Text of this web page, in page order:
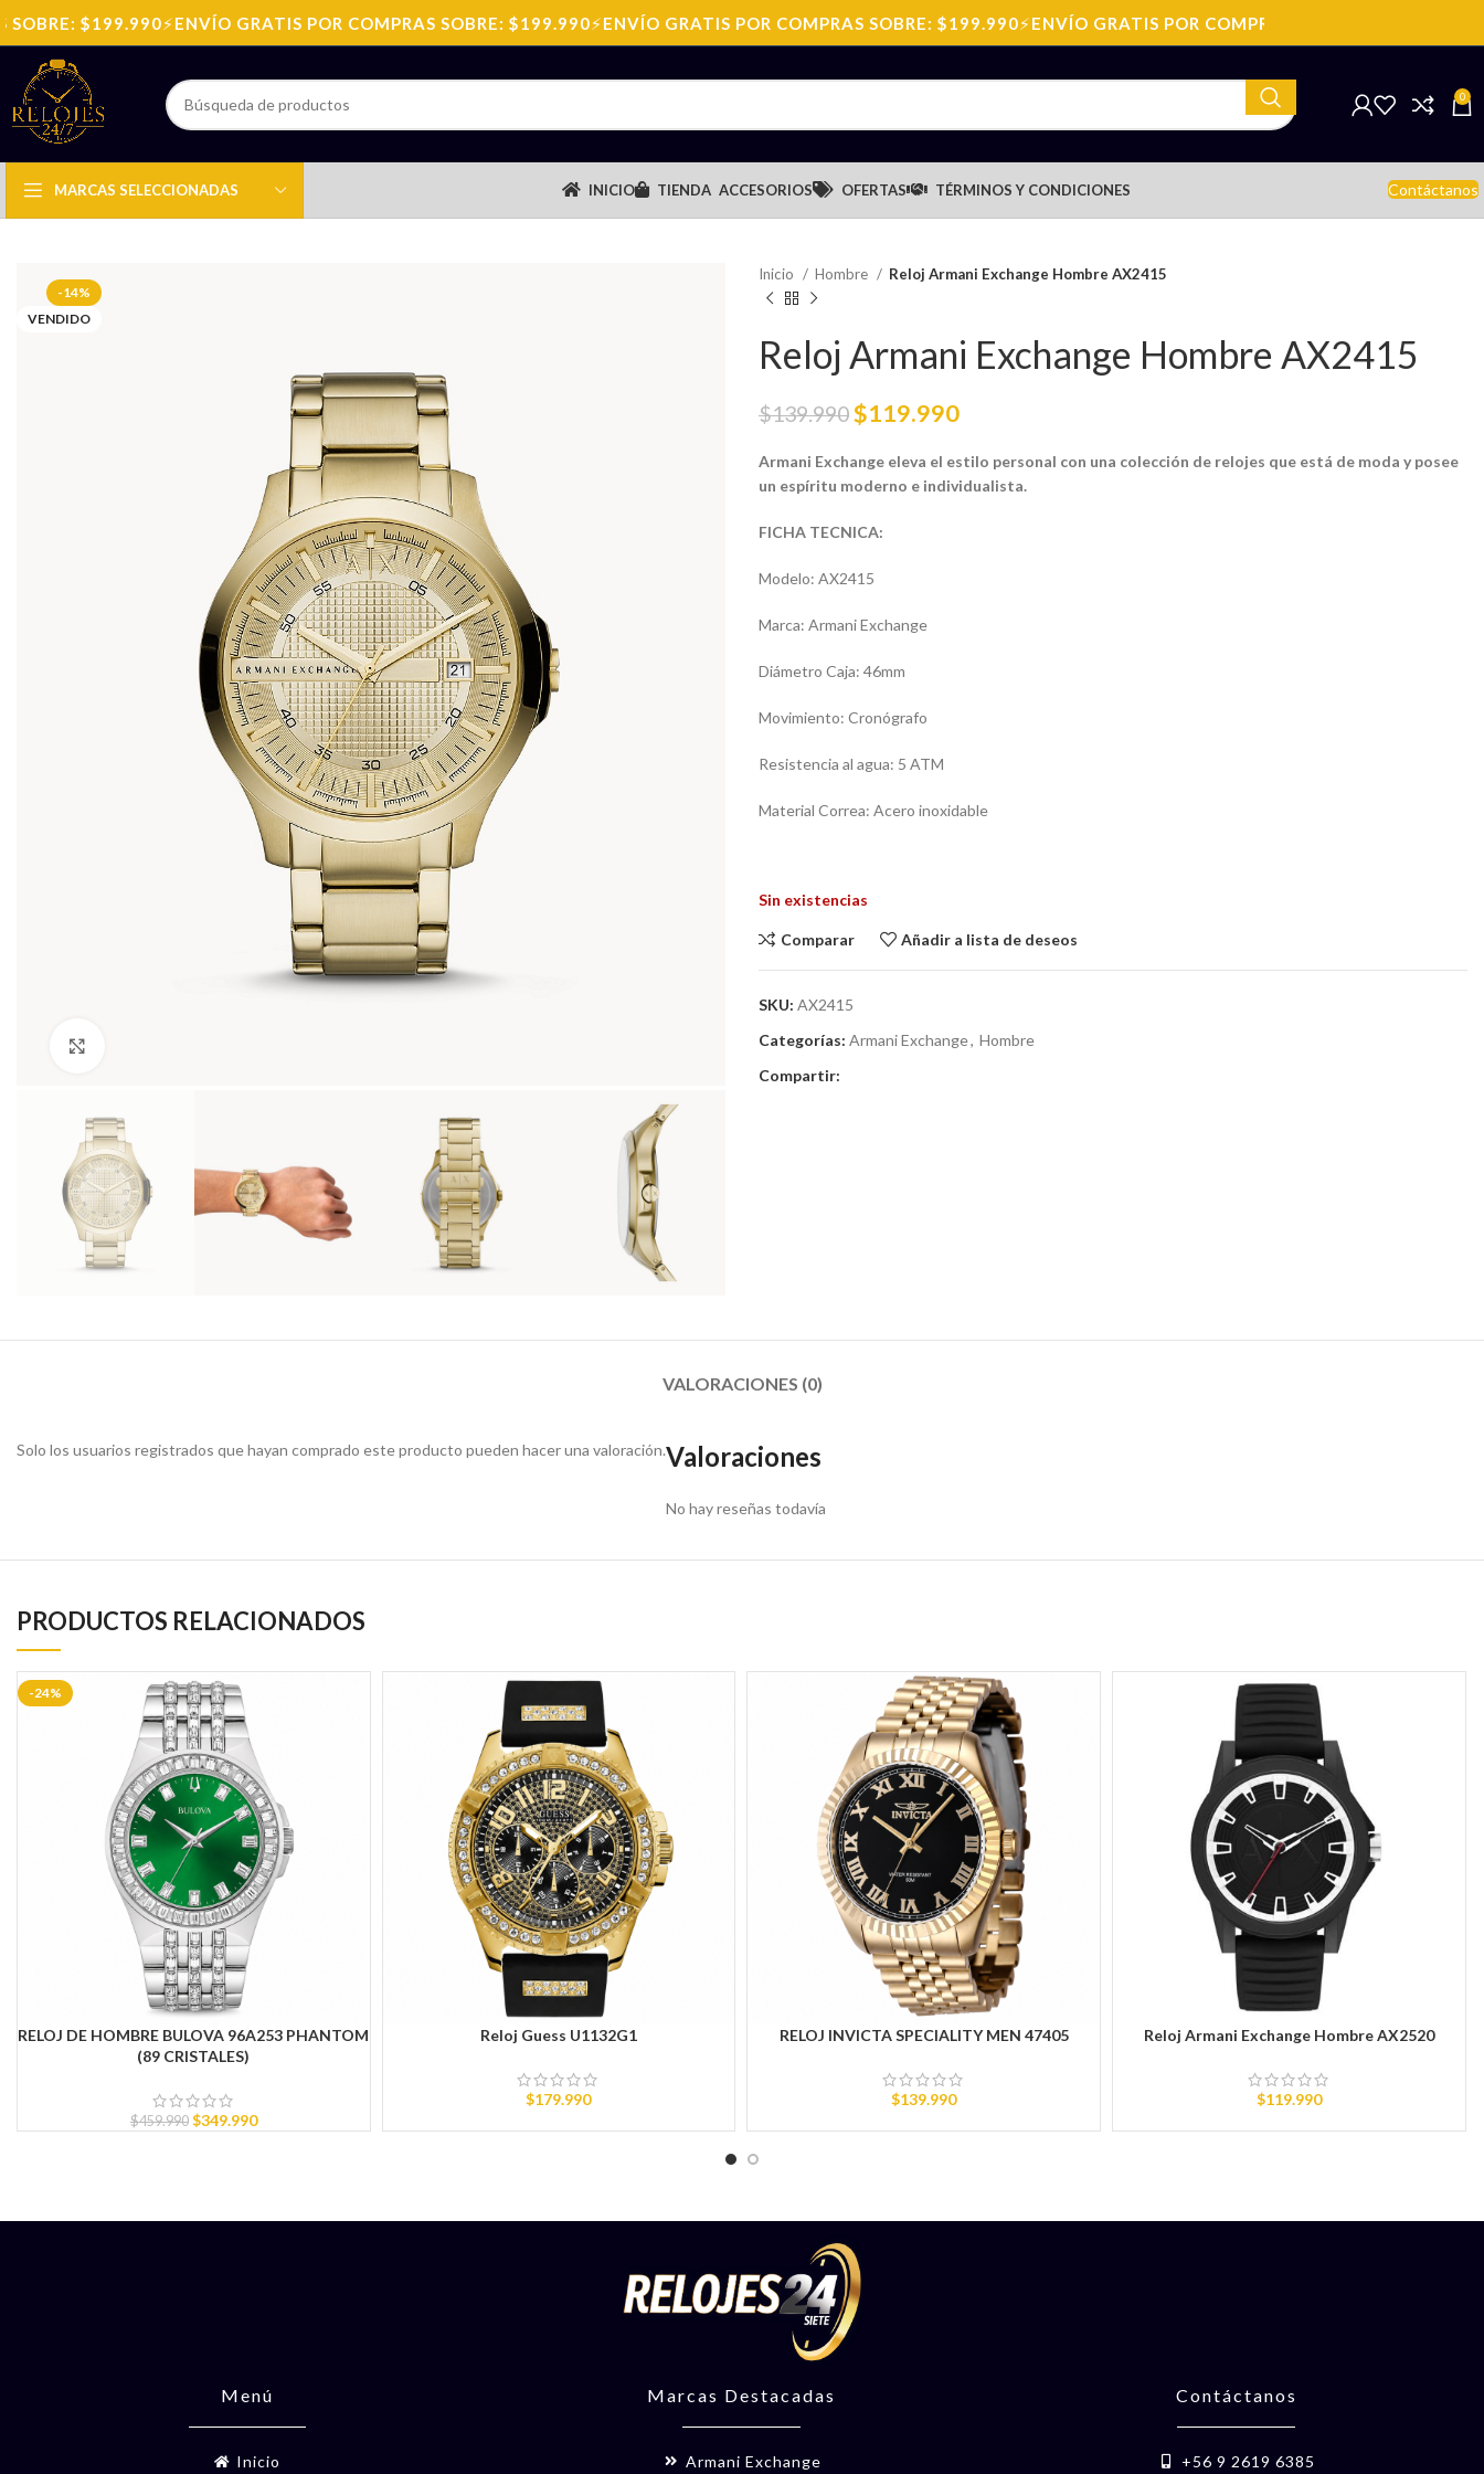
$199.990⚡ENVÍO GRATIS POR COMPRAS SOBRE: $199.990⚡ENVÍO GRATIS POR COMPRAS SOBRE: $199.990⚡ENVÍO GRATIS POR COMPRAS SOBRE: $199.990
0
MARCAS SELECCIONADAS INICIO TIENDA ACCESORIOS OFERTAS TÉRMINOS Y CONDICIONES Contáctanos
-14%
VENDIDO
Inicio Hombre Reloj Armani Exchange Hombre AX2415
Reloj Armani Exchange Hombre AX2415
$139.990$119.990
Armani Exchange eleva el estilo personal con una colección de relojes que está de moda y posee
un espíritu moderno e individualista.
FICHA TECNICA:
Modelo: AX2415
Marca: Armani Exchange
Diámetro Caja: 46mm
Movimiento: Cronógrafo
Resistencia al agua: 5 ATM
Material Correa: Acero inoxidable
Sin existencias
Comparar Añadir a lista de deseos
SKU: AX2415
Categorías: Armani Exchange, Hombre
Compartir:
VALORACIONES (0)
Valoraciones
No hay reseñas todavía
Solo los usuarios registrados que hayan comprado este producto pueden hacer una valoración.
PRODUCTOS RELACIONADOS
-24%
AÑADIR AL CARRITO
RELOJ DE HOMBRE BULOVA 96A253 PHANTOM
(89 CRISTALES)
$459.990 $349.990
AÑADIR AL CARRITOReloj Guess U1132G1
$179.990
AÑADIR AL CARRITO
RELOJ INVICTA SPECIALITY MEN 47405
$139.990
AÑADIR AL CARRITO
Reloj Armani Exchange Hombre AX2520
$119.990
Menú
Inicio
Marcas Destacadas
Armani Exchange
Contáctanos
+56 9 2619 6385